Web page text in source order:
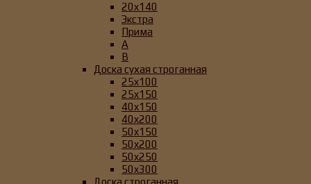
20x140
Экстра
Прима
А
B
Доска сухая строганная
25x100
25x150
40x150
40x200
50x150
50x200
50x250
50x300
Доска строганная